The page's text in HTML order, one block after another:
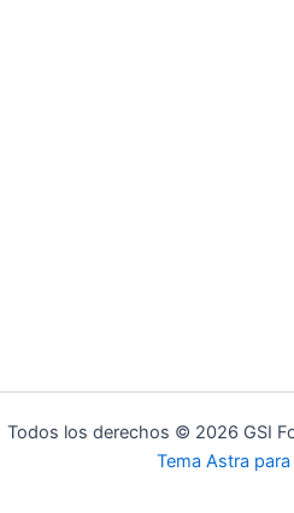
Todos los derechos © 2026 GSI
Tema Astra